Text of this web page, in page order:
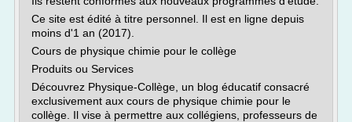
Ce site est édité à titre personnel. Il est en ligne depuis
moins d'1 an (2017).
Cours de physique chimie pour le collège
Produits ou Services
Découvrez Physique-Collège, un blog éducatif consacré
exclusivement aux cours de physique chimie pour le
collège. Il vise à permettre aux collégiens, professeurs de